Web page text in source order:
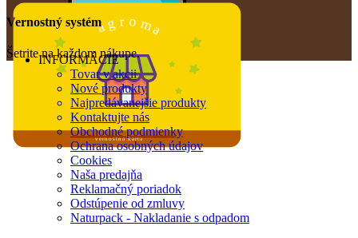
agrom
a
vernostná karta
Vernostný systém
Šetrite na každom nákupe.
INFORMÁCIE
Tovar v akcii
Nové produkty
Najpredávanejšie produkty
Kontaktujte nás
Obchodné podmienky
Ochrana osobných údajov
Cookies
Naša predajňa
Reklamačný poriadok
Odstúpenie od zmluvy
Naturpack - Nakladanie s odpadom